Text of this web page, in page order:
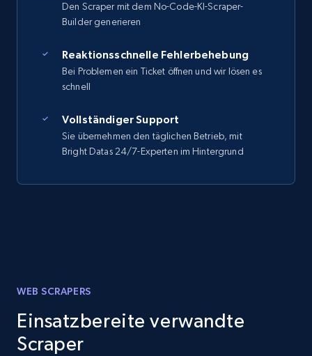
Den Scraper mit dem No-Code-KI-Scraper-
Builder generieren
Reaktionsschnelle Fehlerbehebung
Bei Problemen ein Ticket öffnen und wir lösen es
schnell
Vollständiger Support
Sie übernehmen den täglichen Betrieb, mit
Bright Datas 24/7-Experten im Hintergrund
WEB SCRAPERS
Einsatzbereite verwandte
Scraper